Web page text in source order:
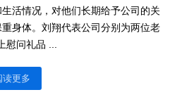
活情况，对他们长期给予公司的关
身体。刘翔代表公司分别为两位老
慰问礼品 ...
读更多